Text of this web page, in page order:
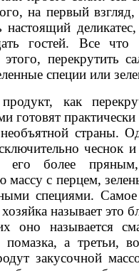
на первый
настоящий
гостей. Все что
этого, перекрутить
специи или
как
готовят
страны.
чеснок
его более
массу с перцем,
специями. Самое
называет это
оно называется
помазка, а третьи,
закусочной